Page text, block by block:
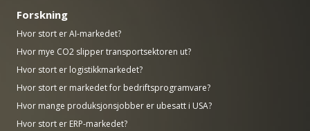
Forskning
Hvor stort er AI-markedet?
Hvor mye CO2 slipper transportsektoren ut?
Hvor stort er logistikkmarkedet?
Hvor stort er markedet for bedriftsprogramvare?
Hvor mange produksjonsjobber er ubesatt i USA?
Hvor stort er ERP-markedet?